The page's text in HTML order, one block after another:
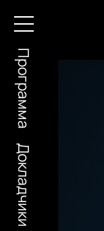
Программа
Докладчики